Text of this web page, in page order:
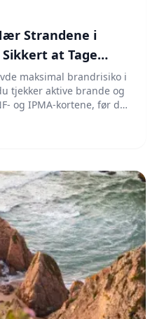
Strandene i
at Tage
maksimal brandrisiko i
tjekker aktive brande og
og IPMA-kortene, før du